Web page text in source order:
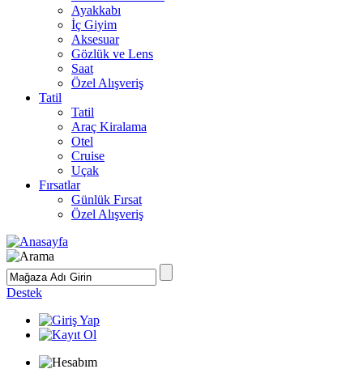
Ayakkabı
İç Giyim
Aksesuar
Gözlük ve Lens
Saat
Özel Alışveriş
Tatil
Tatil
Araç Kiralama
Otel
Cruise
Uçak
Fırsatlar
Günlük Fırsat
Özel Alışveriş
Destek